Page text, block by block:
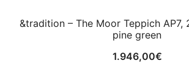
&tradition – The Moor Teppich
pine green
1.946,00€